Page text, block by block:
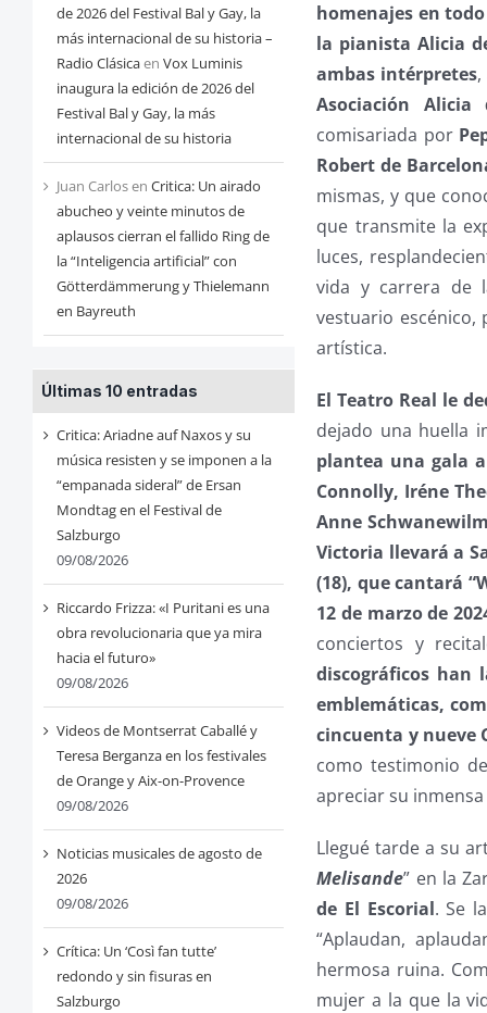
de 2026 del Festival Bal y Gay, la
más internacional de su historia –
Radio Clásicaen Vox Luminis
inaugura la edición de 2026 del
Festival Bal y Gay, la más
internacional de su historia
Juan Carlosen Critica: Un airado
abucheo y veinte minutos de
aplausos cierran el fallido Ring de
la “Inteligencia artificial” con
Götterdämmerung y Thielemann
en Bayreuth
Últimas 10 entradas
Critica: Ariadne auf Naxos y su
música resisten y se imponen a la
“empanada sideral” de Ersan
Mondtag en el Festival de
Salzburgo
09/08/2026
Riccardo Frizza: «I Puritani es una
obra revolucionaria que ya mira
hacia el futuro»
09/08/2026
Videos de Montserrat Caballé y
Teresa Berganza en los festivales
de Orange y Aix-on-Provence
09/08/2026
Noticias musicales de agosto de
2026
09/08/2026
Crítica: Un ‘Così fan tutte’
redondo y sin fisuras en
Salzburgo
homenajes en
la pianista Alicia
ambas intérpretes
Asociación Alicia
comisariada por
Robert de
mismas, y que
que transmite la
luces,
vida y carrera de
vestuario
artística.
El Teatro Real le
dejado una huella
plantea una gala
Connolly, Iréne
Anne
Victoria llevará a
(18), que cantará
12 de marzo de
conciertos y
discográficos han
emblemáticas,
cincuenta y nueve
como testimonio
apreciar su
Llegué tarde a su
Melisande” en la
de El Escorial. Se
“Aplaudan,
hermosa ruina.
mujer a la que la